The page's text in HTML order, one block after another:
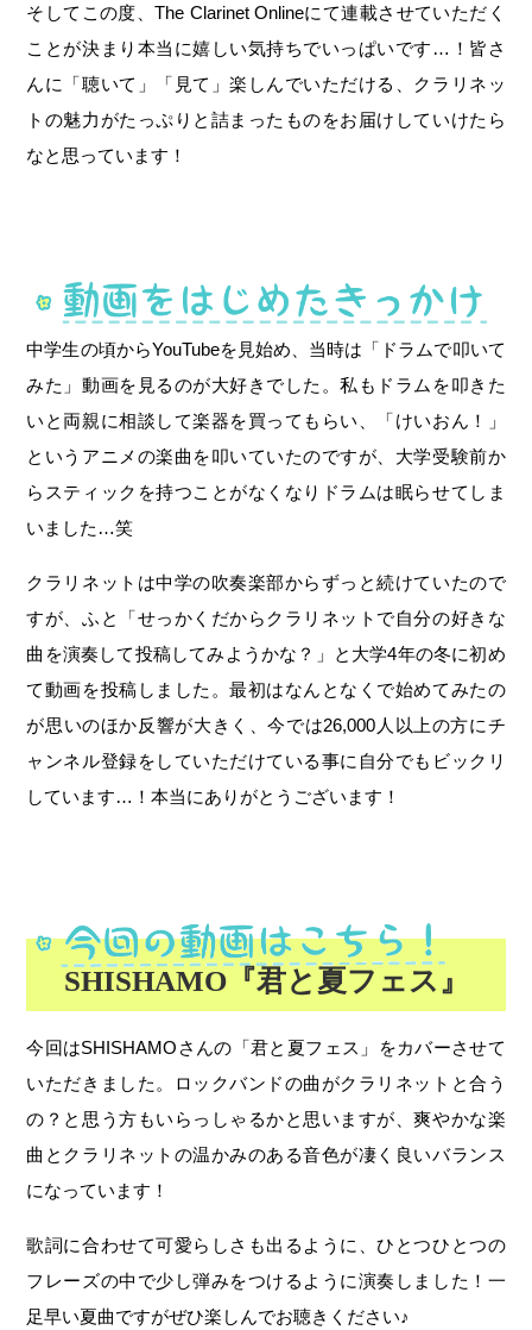
そしてこの度、The Clarinet Onlineにて連載させていただく
ことが決まり本当に嬉しい気持ちでいっぱいです…！皆さ
んに「聴いて」「見て」楽しんでいただける、クラリネッ
トの魅力がたっぷりと詰まったものをお届けしていけたら
なと思っています！
中学生の頃からYouTubeを見始め、当時は「ドラムで叩いて
みた」動画を見るのが大好きでした。私もドラムを叩きた
いと両親に相談して楽器を買ってもらい、「けいおん！」
というアニメの楽曲を叩いていたのですが、大学受験前か
らスティックを持つことがなくなりドラムは眠らせてしま
いました…笑
クラリネットは中学の吹奏楽部からずっと続けていたので
すが、ふと「せっかくだからクラリネットで自分の好きな
曲を演奏して投稿してみようかな？」と大学4年の冬に初め
て動画を投稿しました。最初はなんとなくで始めてみたの
が思いのほか反響が大きく、今では26,000人以上の方にチ
ャンネル登録をしていただけている事に自分でもビックリ
しています…！本当にありがとうございます！
SHISHAMO『君と夏フェス』
今回はSHISHAMOさんの「君と夏フェス」をカバーさせて
いただきました。ロックバンドの曲がクラリネットと合う
の？と思う方もいらっしゃるかと思いますが、爽やかな楽
曲とクラリネットの温かみのある音色が凄く良いバランス
になっています！
歌詞に合わせて可愛らしさも出るように、ひとつひとつの
フレーズの中で少し弾みをつけるように演奏しました！一
足早い夏曲ですがぜひ楽しんでお聴きください♪